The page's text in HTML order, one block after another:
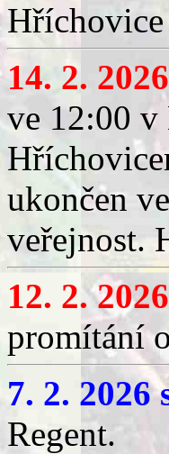
Hříchovice
14. 2.
ve 12:00 v
ukončen
veřejnost.
12. 2.
promítání
7. 2. 2026
Regent.